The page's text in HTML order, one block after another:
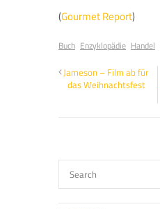
(Gourmet Report)
Buch Enzyklopädie Handel
Jameson – Film ab für
das Weihnachtsfest